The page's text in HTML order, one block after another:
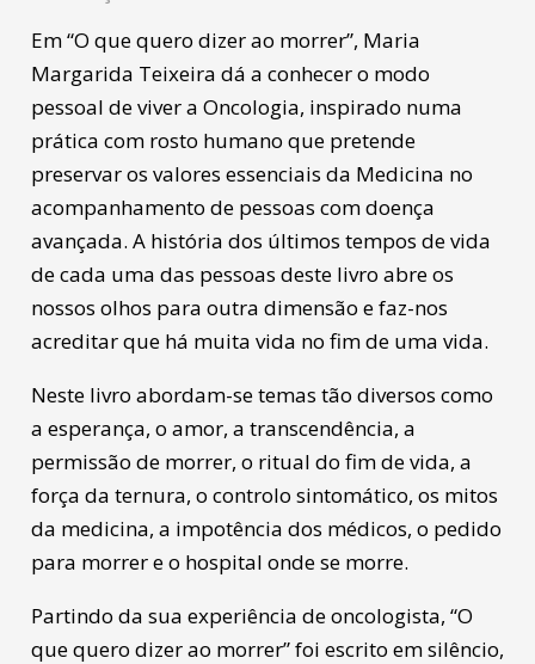
Em “O que quero dizer ao morrer”, Maria
Margarida Teixeira dá a conhecer o modo
pessoal de viver a Oncologia, inspirado numa
prática com rosto humano que pretende
preservar os valores essenciais da Medicina no
acompanhamento de pessoas com doença
avançada. A história dos últimos tempos de vida
de cada uma das pessoas deste livro abre os
nossos olhos para outra dimensão e faz-nos
acreditar que há muita vida no fim de uma vida.
Neste livro abordam-se temas tão diversos como
a esperança, o amor, a transcendência, a
permissão de morrer, o ritual do fim de vida, a
força da ternura, o controlo sintomático, os mitos
da medicina, a impotência dos médicos, o pedido
para morrer e o hospital onde se morre.
Partindo da sua experiência de oncologista, “O
que quero dizer ao morrer” foi escrito em silêncio,